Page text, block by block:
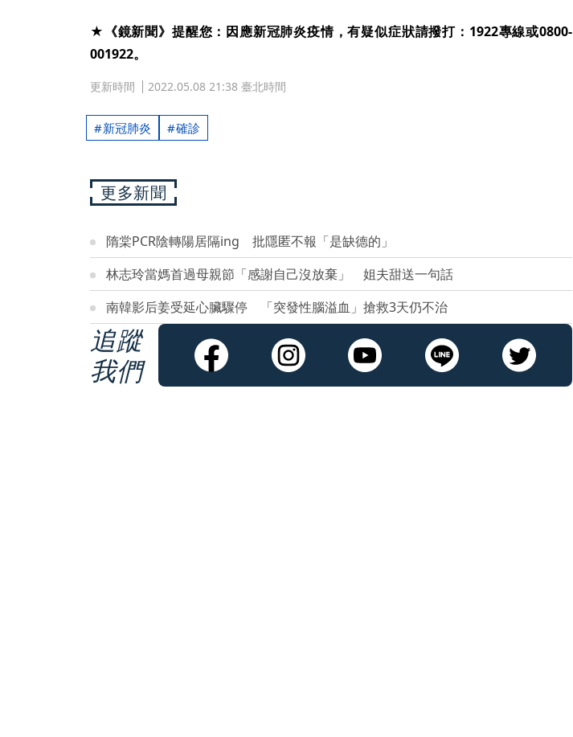
★《鏡新聞》提醒您：因應新冠肺炎疫情，有疑似症狀請撥打：1922專線或0800-
001922。
更新時間 2022.05.08 21:38 臺北時間
新冠肺炎 確診
更多新聞
隋棠PCR陰轉陽居隔ing 批隱匿不報「是缺德的」
林志玲當媽首過母親節「感謝自己沒放棄」 姐夫甜送一句話
南韓影后姜受延心臟驟停 「突發性腦溢血」搶救3天仍不治
追蹤
我們